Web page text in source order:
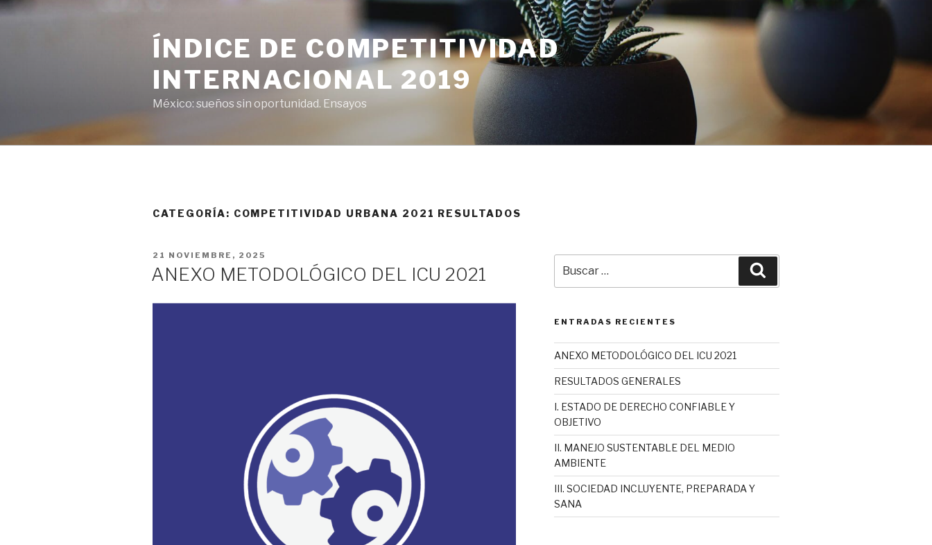
Saltar
ÍNDICE DE COMPETITIVIDAD
INTERNACIONAL 2019
México: sueños sin oportunidad. Ensayos
CATEGORÍA: COMPETITIVIDAD URBANA 2021 RESULTADOS
PUBLICADO
21 NOVIEMBRE, 2025
ANEXO METODOLÓGICO DEL ICU 2021
por:
ENTRADAS RECIENTES
ANEXO METODOLÓGICO DEL ICU 2021
RESULTADOS GENERALES
I. ESTADO DE DERECHO CONFIABLE Y
OBJETIVO
II. MANEJO SUSTENTABLE DEL MEDIO
AMBIENTE
III. SOCIEDAD INCLUYENTE, PREPARADA Y
SANA